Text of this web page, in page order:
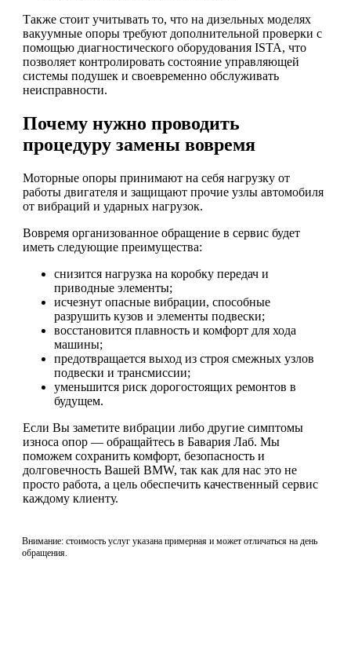
Также стоит учитывать то, что на дизельных моделях
вакуумные опоры требуют дополнительной проверки с
помощью диагностического оборудования ISTA, что
позволяет контролировать состояние управляющей
системы подушек и своевременно обслуживать
неисправности.
Почему нужно проводить
процедуру замены вовремя
Моторные опоры принимают на себя нагрузку от
работы двигателя и защищают прочие узлы автомобиля
от вибраций и ударных нагрузок.
Вовремя организованное обращение в сервис будет
иметь следующие преимущества:
снизится нагрузка на коробку передач и
приводные элементы;
исчезнут опасные вибрации, способные
разрушить кузов и элементы подвески;
восстановится плавность и комфорт для хода
машины;
предотвращается выход из строя смежных узлов
подвески и трансмиссии;
уменьшится риск дорогостоящих ремонтов в
будущем.
Если Вы заметите вибрации либо другие симптомы
износа опор — обращайтесь в Бавария Лаб. Мы
поможем сохранить комфорт, безопасность и
долговечность Вашей BMW, так как для нас это не
просто работа, а цель обеспечить качественный сервис
каждому клиенту.
Внимание: стоимость услуг указана примерная и может отличаться на день
обращения.